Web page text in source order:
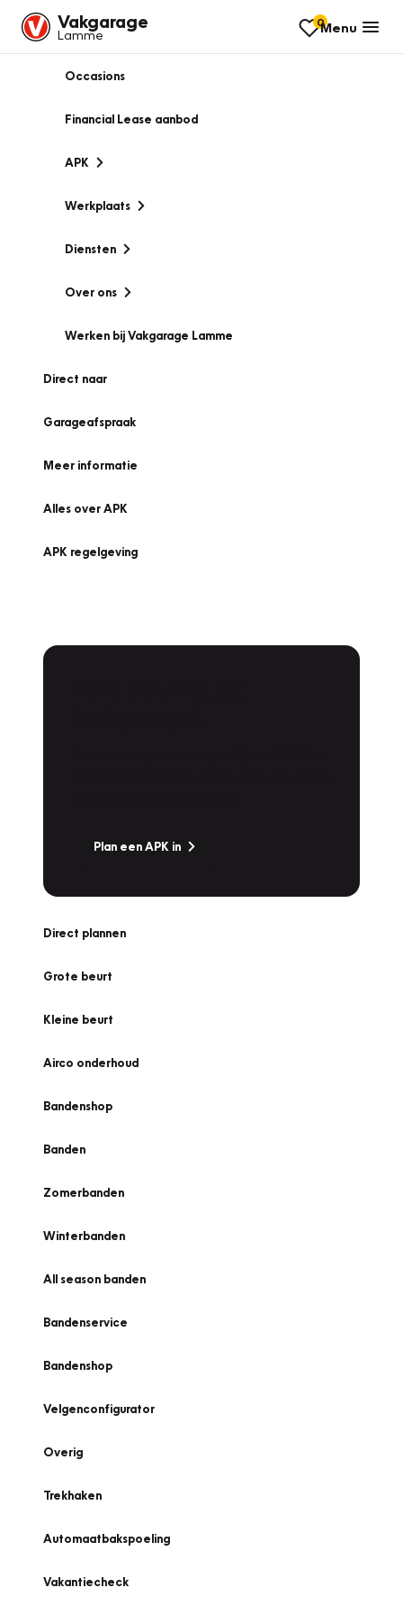
Vakgarage
Lamme
0Menu
Occasions
Financial Lease aanbod
APK
Werkplaats
Diensten
Over ons
Werken bij Vakgarage Lamme
Direct naar
Garageafspraak
Meer informatie
Alles over APK
APK regelgeving
Plan een APK in
Direct plannen
Grote beurt
Kleine beurt
Airco onderhoud
Bandenshop
Banden
Zomerbanden
Winterbanden
All season banden
Bandenservice
Bandenshop
Velgenconfigurator
Overig
Trekhaken
Automaatbakspoeling
Vakantiecheck